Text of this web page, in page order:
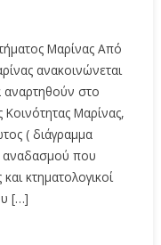
Μαρίνας Από
ανακοινώνεται
αναρτηθούν στο
Μαρίνας,
( διάγραμμα
αναδασμού που
κτηματολογικοί
[…]